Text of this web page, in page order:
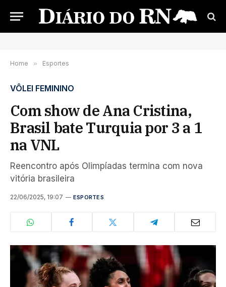
Home » Esportes
VÔLEI FEMININO
Com show de Ana Cristina,
Brasil bate Turquia por 3 a 1
na VNL
Reencontro após Olimpíadas termina com nova
vitória brasileira
22/06/2025, 19:07 ESPORTES